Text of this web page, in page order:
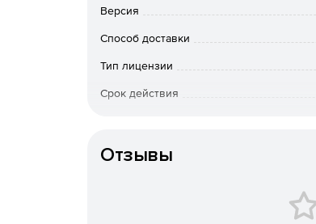
тематические и итоговые тесты для
практический тренинг
Версия
Способ доставки
Тип лицензии
Срок действия
Отзывы